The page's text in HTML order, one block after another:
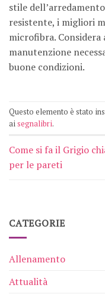
stile
resistente, i migliori
microfibra.
manutenzione
buone condizioni.
Questo elemento è stato
aisegnalibri.
Come si fa il Grigio
per le pareti
CATEGORIE
Allenamento
Attualità